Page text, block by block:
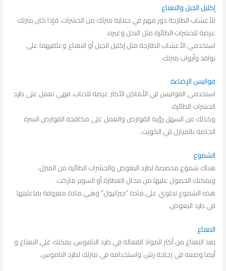
إكليل الجبل والنعناع
للأعشاب الطازجة دور مهم في حماية منزلك من الحشرات، فإذا كان منزلك
عرضة للحشرات الطائرة مثل النحل وغيره،
استخدمي الأعشاب الطازجة مثل إكليل الجبل أو النعناع وعلقيهما على
نوافذ وأبواب منزلك.
فوانيس الإضاءة
استخدمي الفوانيس في الأماكن الأكثر عرضة للذباب، فهي تعمل على طرد
الحشرات الطائرة،
وكذلك من السهل رؤية القوارض والعمل على مكافحة القوارض السرة
الخاصة بالمنازل في الكويت.
الشموع
هناك شموع مخصصة لطرد البعوض والحشرات الطائرة من المنزل،
ويمكنك الحصول عليها من محال العطارة أو السوبر ماركت.
هذه الشموع تحتوي على مادة “جيرانيول” وهي مادة معروفة بفاعليتها
في طرد البعوض.
النعناع
يعد النعناع من أكثر المواد الفعالة في طرد الناموس، يمكنك غلي النعناع و
أيضا وضعه في زجاجة رش، واستخدامه في منزلك لطرد الناموس.